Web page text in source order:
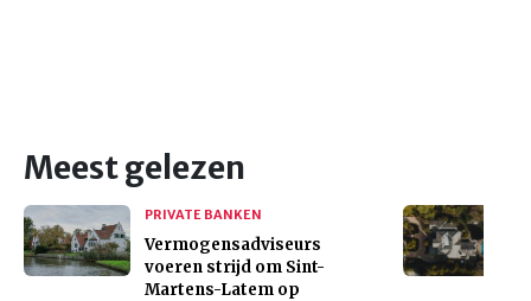
Meest gelezen
PRIVATE BANKEN
Vermogensadviseurs
voeren strijd om Sint-
Martens-Latem op